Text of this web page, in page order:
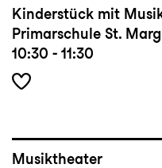
Kinderstück mit
Primarschule St.
10:30 - 11:30
Musiktheater